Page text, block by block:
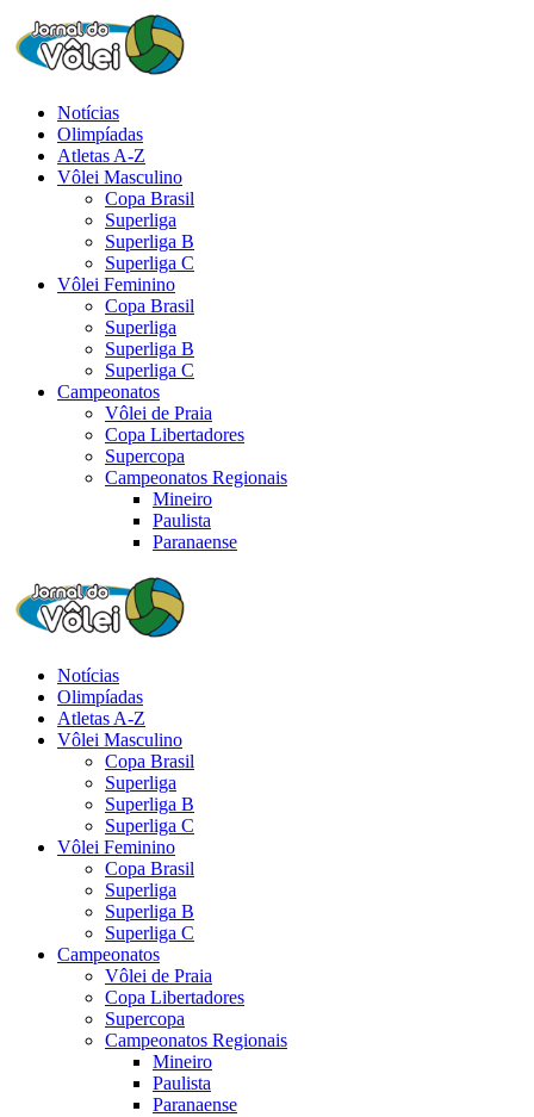
Notícias
Olimpíadas
Atletas A-Z
Vôlei Masculino
Copa Brasil
Superliga
Superliga B
Superliga C
Vôlei Feminino
Copa Brasil
Superliga
Superliga B
Superliga C
Campeonatos
Vôlei de Praia
Copa Libertadores
Supercopa
Campeonatos Regionais
Mineiro
Paulista
Paranaense
Notícias
Olimpíadas
Atletas A-Z
Vôlei Masculino
Copa Brasil
Superliga
Superliga B
Superliga C
Vôlei Feminino
Copa Brasil
Superliga
Superliga B
Superliga C
Campeonatos
Vôlei de Praia
Copa Libertadores
Supercopa
Campeonatos Regionais
Mineiro
Paulista
Paranaense